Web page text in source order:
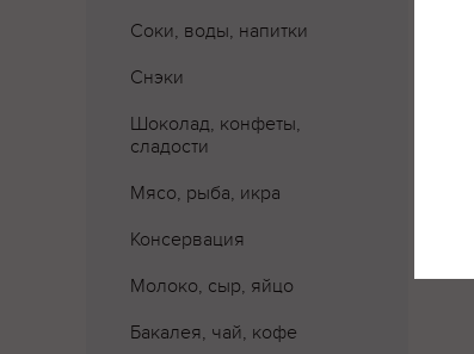
Соки, воды, напитки
Снэки
Шоколад, конфеты,
сладости
Мясо, рыба, икра
Консервация
Молоко, сыр, яйцо
Бакалея, чай, кофе